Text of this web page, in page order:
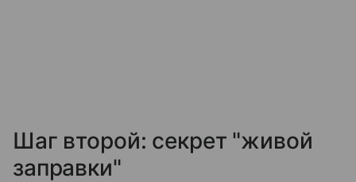
Шаг второй: секрет "живой
заправки"